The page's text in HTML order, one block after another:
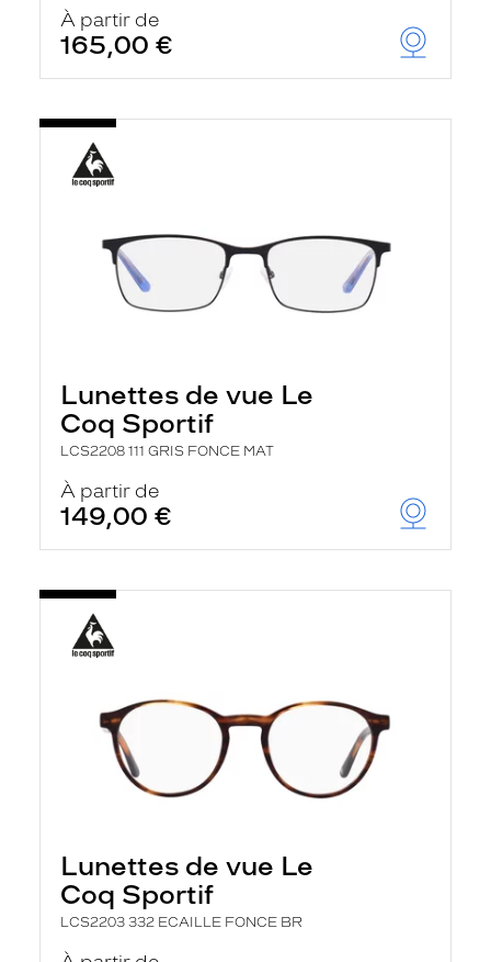
À partir de
165,00 €
Lunettes de vue Le
Coq Sportif
LCS2208 111 GRIS FONCE MAT
À partir de
149,00 €
Lunettes de vue Le
Coq Sportif
LCS2203 332 ECAILLE FONCE BR